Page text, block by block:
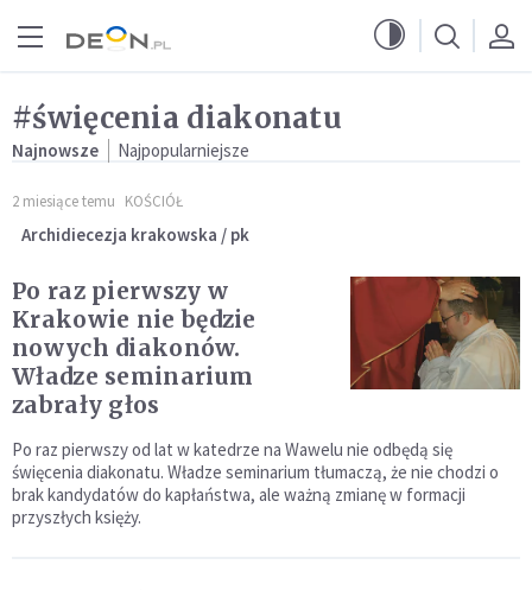
#święcenia diakonatu
Najnowsze Najpopularniejsze
2 miesiące temu KOŚCIÓŁ
Archidiecezja krakowska / pk
Po raz pierwszy w
Krakowie nie będzie
nowych diakonów.
Władze seminarium
zabrały głos
Po raz pierwszy od lat w katedrze na Wawelu nie odbędą się
święcenia diakonatu. Władze seminarium tłumaczą, że nie chodzi o
brak kandydatów do kapłaństwa, ale ważną zmianę w formacji
przyszłych księży.